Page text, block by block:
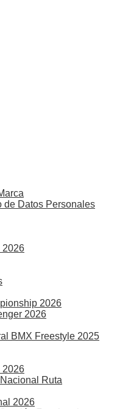
de Datos Personales
2026
2026
2026
BMX Freestyle 2025
2026
Ruta
2026